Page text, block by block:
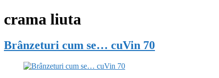
crama liuta
Brânzeturi cum se… cuVin 70